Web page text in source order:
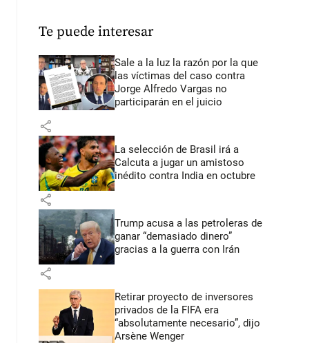
Te puede interesar
Sale a la luz la razón por la que
las víctimas del caso contra
Jorge Alfredo Vargas no
participarán en el juicio
share
La selección de Brasil irá a
Calcuta a jugar un amistoso
inédito contra India en octubre
share
Trump acusa a las petroleras de
ganar “demasiado dinero”
gracias a la guerra con Irán
share
Retirar proyecto de inversores
privados de la FIFA era
“absolutamente necesario”, dijo
Arsène Wenger